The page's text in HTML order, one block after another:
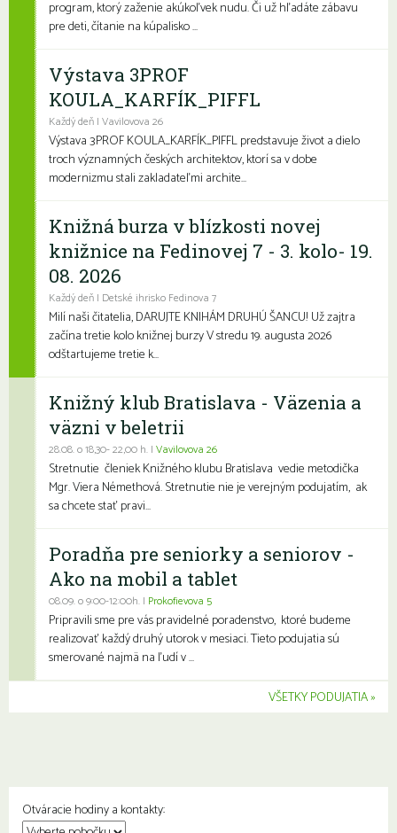
program, ktorý zaženie akúkoľvek nudu. Či už hľadáte zábavu
pre deti, čítanie na kúpalisko ...
Výstava 3PROF
KOULA_KARFÍK_PIFFL
Každý deň | Vavilovova 26
Výstava 3PROF KOULA_KARFÍK_PIFFL predstavuje život a dielo
troch významných českých architektov, ktorí sa v dobe
modernizmu stali zakladateľmi archite...
Knižná burza v blízkosti novej
knižnice na Fedinovej 7 - 3. kolo- 19.
08. 2026
Každý deň | Detské ihrisko Fedinova 7
Milí naši čitatelia, DARUJTE KNIHÁM DRUHÚ ŠANCU! Už zajtra
začína tretie kolo knižnej burzy V stredu 19. augusta 2026
odštartujeme tretie k...
Knižný klub Bratislava - Väzenia a
väzni v beletrii
28.08. o 18,30- 22,00 h. | Vavilovova 26
Stretnutie členiek Knižného klubu Bratislava vedie metodička
Mgr. Viera Némethová. Stretnutie nie je verejným podujatím, ak
sa chcete stať pravi...
Poradňa pre seniorky a seniorov -
Ako na mobil a tablet
08.09. o 9:00-12:00h. | Prokofievova 5
Pripravili sme pre vás pravidelné poradenstvo, ktoré budeme
realizovať každý druhý utorok v mesiaci. Tieto podujatia sú
smerované najmä na ľudí v ...
VŠETKY PODUJATIA
Otváracie hodiny a kontakty: